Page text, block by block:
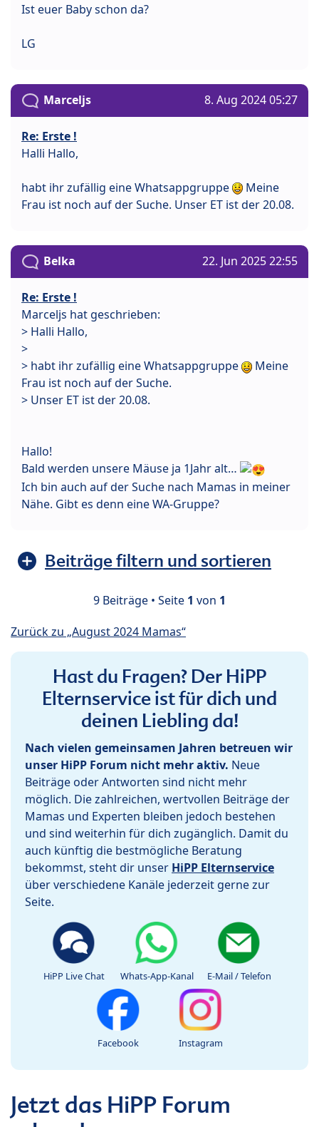
Ist euer Baby schon da?
LG
Marceljs 8. Aug 2024 05:27
Re: Erste !
Halli Hallo,
habt ihr zufällig eine Whatsappgruppe
Meine
Frau ist noch auf der Suche. Unser ET ist der 20.08.
Belka 22. Jun 2025 22:55
Re: Erste !
Marceljs hat geschrieben:
> Halli Hallo,
>
> habt ihr zufällig eine Whatsappgruppe
Meine
Frau ist noch auf der Suche.
> Unser ET ist der 20.08.
Hallo!
Bald werden unsere Mäuse ja 1Jahr alt…
Ich bin auch auf der Suche nach Mamas in meiner
Nähe. Gibt es denn eine WA-Gruppe?
Beiträge filtern und sortieren
9 Beiträge • Seite 1 von 1
Zurück zu „August 2024 Mamas“
Hast du Fragen? Der HiPP
Elternservice ist für dich und
deinen Liebling da!
Nach vielen gemeinsamen Jahren betreuen wir
unser HiPP Forum nicht mehr aktiv. Neue
Beiträge oder Antworten sind nicht mehr
möglich. Die zahlreichen, wertvollen Beiträge der
Mamas und Experten bleiben jedoch bestehen
und sind weiterhin für dich zugänglich. Damit du
auch künftig die bestmögliche Beratung
bekommst, steht dir unser HiPP Elternservice
über verschiedene Kanäle jederzeit gerne zur
Seite.
HiPP Live Chat Whats-App-Kanal E-Mail / Telefon
Facebook Instagram
Jetzt das HiPP Forum